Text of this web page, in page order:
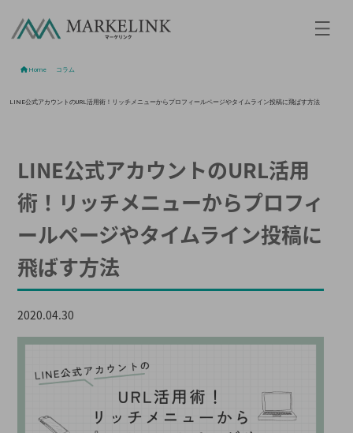
Home コラム
LINE公式アカウントのURL活用術！リッチメニューからプロフィールページやタイムライン投稿に飛ばす方法
LINE公式アカウントのURL活用
術！リッチメニューからプロフィ
ールページやタイムライン投稿に
飛ばす方法
2020.04.30